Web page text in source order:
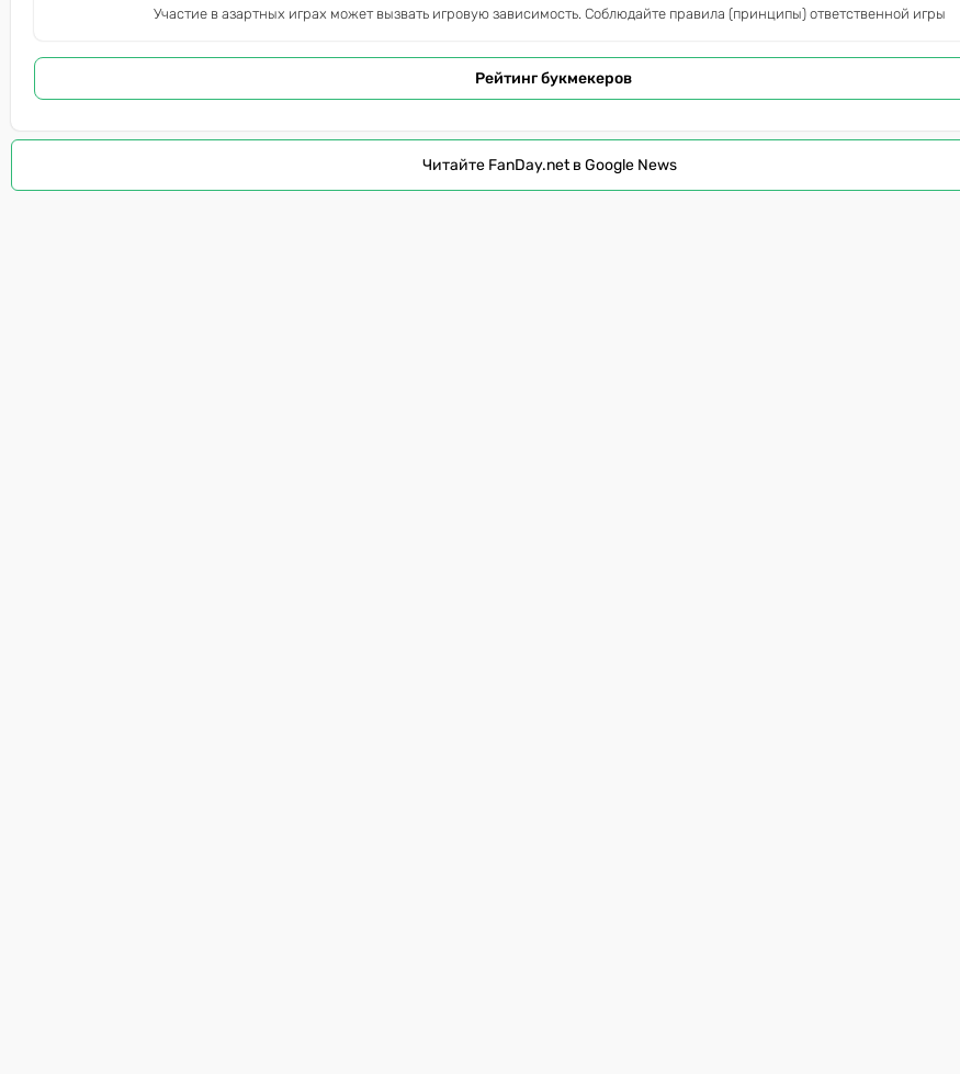
Участие в азартных играх может вызвать игровую зависимость. Соблюдайте правила (принципы) ответственной игры
Рейтинг букмекеров
Читайте FanDay.net в Google News